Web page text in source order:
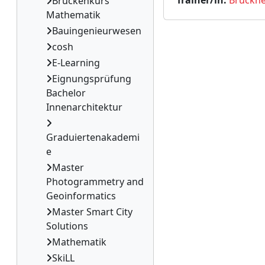
Mathematik
Bauingenieurwesen
cosh
E-Learning
Eignungsprüfung
Bachelor
Innenarchitektur
Graduiertenakademi
e
Master
Photogrammetry and
Geoinformatics
Master Smart City
Solutions
Mathematik
SkiLL